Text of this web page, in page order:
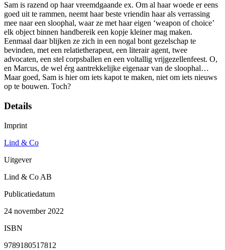
Sam is razend op haar vreemdgaande ex. Om al haar woede er eens
goed uit te rammen, neemt haar beste vriendin haar als verrassing
mee naar een sloophal, waar ze met haar eigen ‘weapon of choice’
elk object binnen handbereik een kopje kleiner mag maken.
Eenmaal daar blijken ze zich in een nogal bont gezelschap te
bevinden, met een relatietherapeut, een literair agent, twee
advocaten, een stel corpsballen en een voltallig vrijgezellenfeest. O,
en Marcus, de wel érg aantrekkelijke eigenaar van de sloophal…
Maar goed, Sam is hier om iets kapot te maken, niet om iets nieuws
op te bouwen. Toch?
Details
Imprint
Lind & Co
Uitgever
Lind & Co AB
Publicatiedatum
24 november 2022
ISBN
9789180517812